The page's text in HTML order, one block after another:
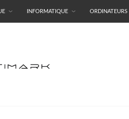
INFORMATIQUE ORDINATEURS